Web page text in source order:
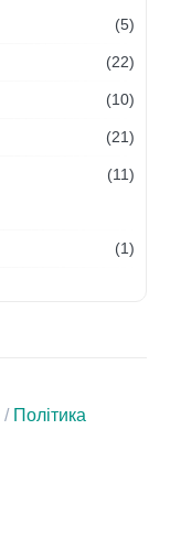
(5)
(22)
(10)
(21)
(11)
(1)
/ Політика